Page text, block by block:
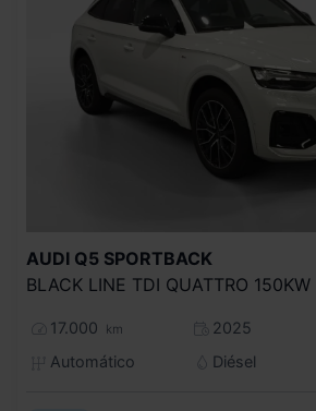
AUDI Q5 SPORTBACK
17.000 km
2025
Automático
Diésel